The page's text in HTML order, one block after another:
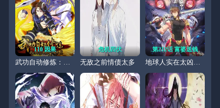
110 因果 危机四伏
无敌之前情债太多
第212话 富婆送钱